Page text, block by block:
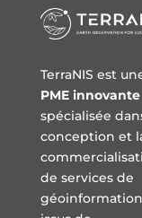
TerraNIS est
PME innovante
spécialisée
conception et
de services de
géoinformation